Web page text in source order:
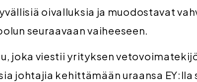
oivalluksia ja muodostavat
seuraavaan vaiheeseen.
joka viestii yrityksen
johtajia kehittämään uraansa EY:lla